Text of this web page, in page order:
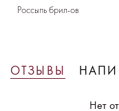
Россыпь брил-ов
ОТЗЫВЫ
Нет